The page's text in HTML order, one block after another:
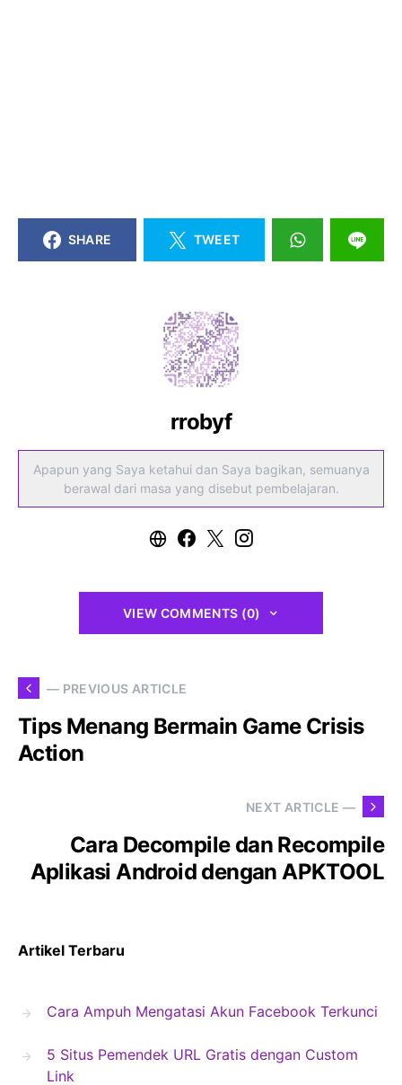
SHARE TWEET
rrobyf
Apapun yang Saya ketahui dan Saya bagikan, semuanya
berawal dari masa yang disebut pembelajaran.
VIEW COMMENTS (0)
— PREVIOUS ARTICLE
Tips Menang Bermain Game Crisis
Action
NEXT ARTICLE —
Cara Decompile dan Recompile
Aplikasi Android dengan APKTOOL
Artikel Terbaru
Cara Ampuh Mengatasi Akun Facebook Terkunci
5 Situs Pemendek URL Gratis dengan Custom
Link